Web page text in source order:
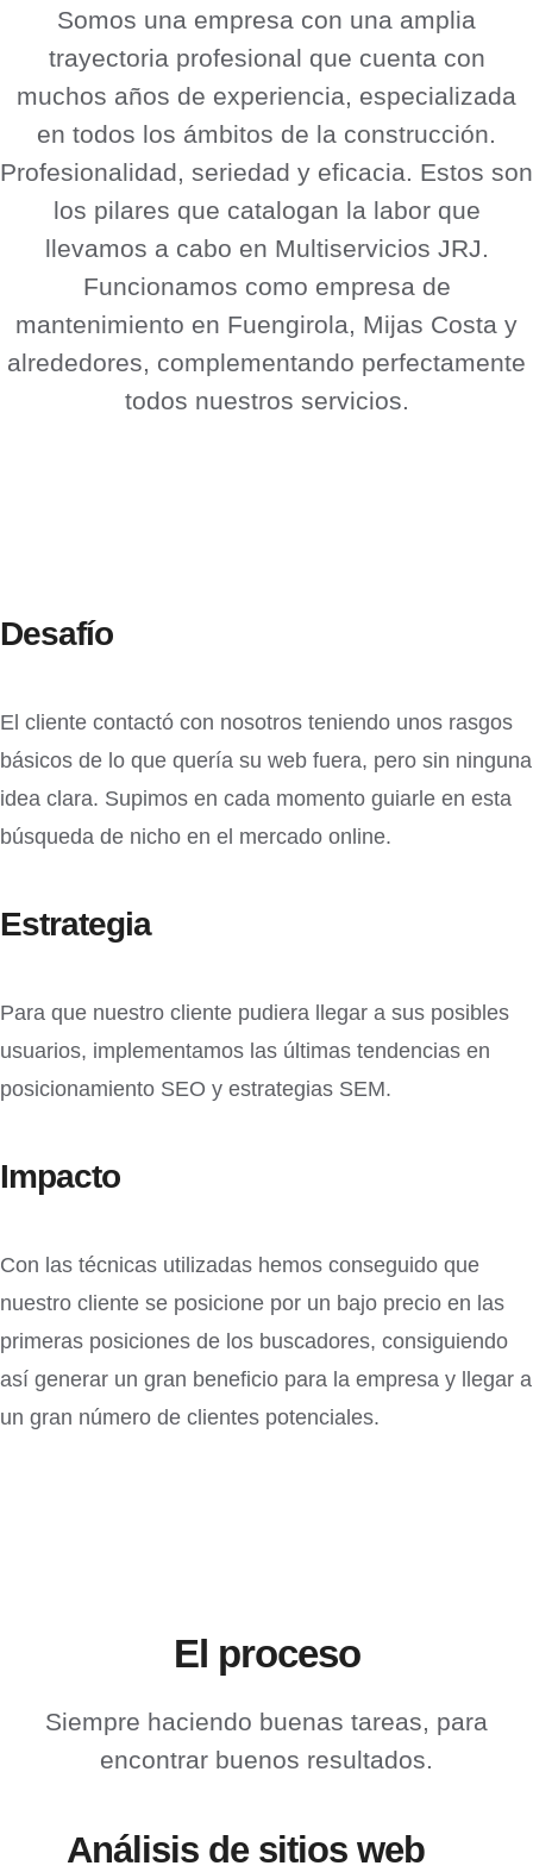
Somos una empresa con una amplia
trayectoria profesional que cuenta con
muchos años de experiencia, especializada
en todos los ámbitos de la construcción.
Profesionalidad, seriedad y eficacia. Estos son
los pilares que catalogan la labor que
llevamos a cabo en Multiservicios JRJ.
Funcionamos como empresa de
mantenimiento en Fuengirola, Mijas Costa y
alrededores, complementando perfectamente
todos nuestros servicios.
Desafío
El cliente contactó con nosotros teniendo unos rasgos
básicos de lo que quería su web fuera, pero sin ninguna
idea clara. Supimos en cada momento guiarle en esta
búsqueda de nicho en el mercado online.
Estrategia
Para que nuestro cliente pudiera llegar a sus posibles
usuarios, implementamos las últimas tendencias en
posicionamiento SEO y estrategias SEM.
Impacto
Con las técnicas utilizadas hemos conseguido que
nuestro cliente se posicione por un bajo precio en las
primeras posiciones de los buscadores, consiguiendo
así generar un gran beneficio para la empresa y llegar a
un gran número de clientes potenciales.
El proceso
Siempre haciendo buenas tareas, para
encontrar buenos resultados.
Análisis de sitios web